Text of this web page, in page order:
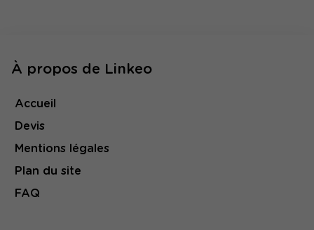
À propos de Linkeo
Accueil
Devis
Mentions légales
Plan du site
FAQ